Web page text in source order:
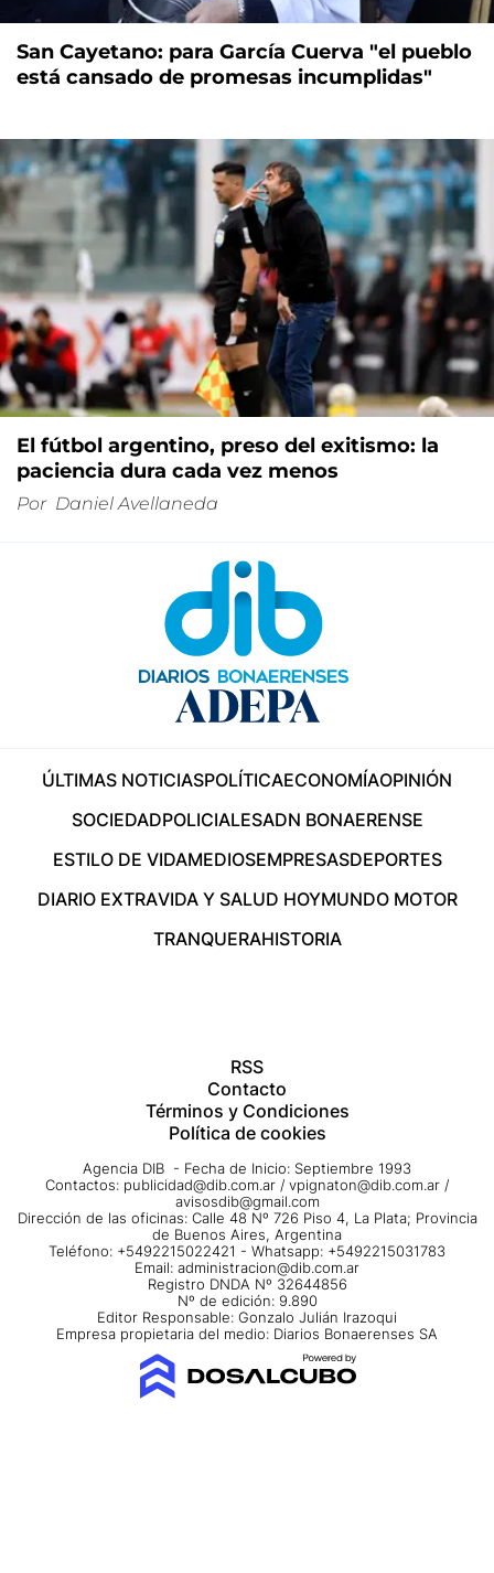
San Cayetano: para García Cuerva "el pueblo
está cansado de promesas incumplidas"
El fútbol argentino, preso del exitismo: la
paciencia dura cada vez menos
Por Daniel Avellaneda
ÚLTIMAS NOTICIASPOLÍTICAECONOMÍAOPINIÓN
SOCIEDADPOLICIALESADN BONAERENSE
ESTILO DE VIDAMEDIOSEMPRESASDEPORTES
DIARIO EXTRAVIDA Y SALUD HOYMUNDO MOTOR
TRANQUERAHISTORIA
RSS
Contacto
Términos y Condiciones
Política de cookies
Agencia DIB - Fecha de Inicio: Septiembre 1993
Contactos: publicidad@dib.com.ar / vpignaton@dib.com.ar /
avisosdib@gmail.com
Dirección de las oficinas: Calle 48 Nº 726 Piso 4, La Plata; Provincia
de Buenos Aires, Argentina
Teléfono: +5492215022421 - Whatsapp: +5492215031783
Email: administracion@dib.com.ar
Registro DNDA Nº 32644856
Nº de edición: 9.890
Editor Responsable: Gonzalo Julián Irazoqui
Empresa propietaria del medio: Diarios Bonaerenses SA